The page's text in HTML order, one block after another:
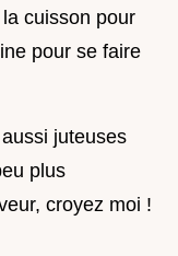
cuisson pour
pour se faire
juteuses
plus
croyez moi !